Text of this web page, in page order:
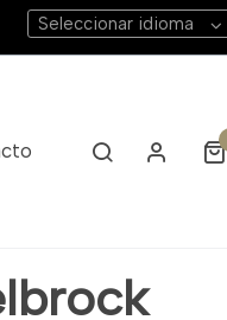
Seleccionar idioma